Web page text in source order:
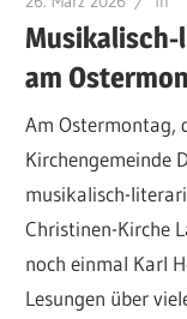
am
Am Ostermontag,
Kirchengemeinde
musikalisch-
Christinen-Kirche
noch einmal Karl
Lesungen über